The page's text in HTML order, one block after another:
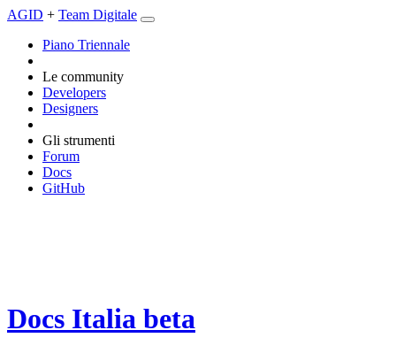
AGID + Team Digitale
Piano Triennale
Le community
Developers
Designers
Gli strumenti
Forum
Docs
GitHub
Docs Italia beta